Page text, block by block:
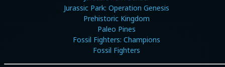
Jurassic Park: Operation Genesis
Prehistoric Kingdom
Paleo Pines
Fossil Fighters: Champions
Fossil Fighters